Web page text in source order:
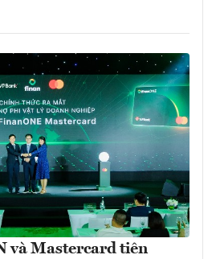
và Mastercard tiên